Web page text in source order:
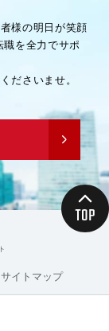
ため
業務の一
するお客様
る
その範囲
様の明日が笑顔
職を全力でサポ
ださいませ。
サイトマップ